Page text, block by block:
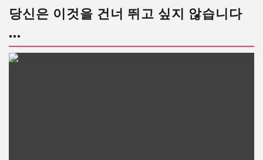
당신은 이것을 건너 뛰고 싶지 않습니다
...